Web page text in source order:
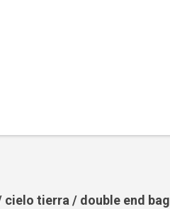
cielo tierra / double end bag